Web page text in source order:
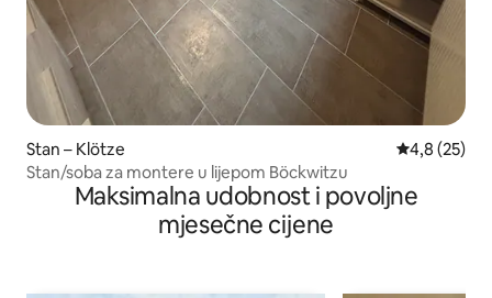
Stan – Klötze Prosječna
4,8 (25)
Stan/soba za montere u lijepom Böckwitzu
Maksimalna udobnost i povoljne
mjesečne cijene